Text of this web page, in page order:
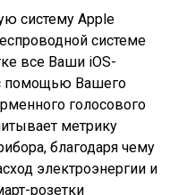
систему Apple
системе
все Ваши iOS-
помощью Вашего
голосового
метрику
благодаря чему
электроэнергии и
розетки